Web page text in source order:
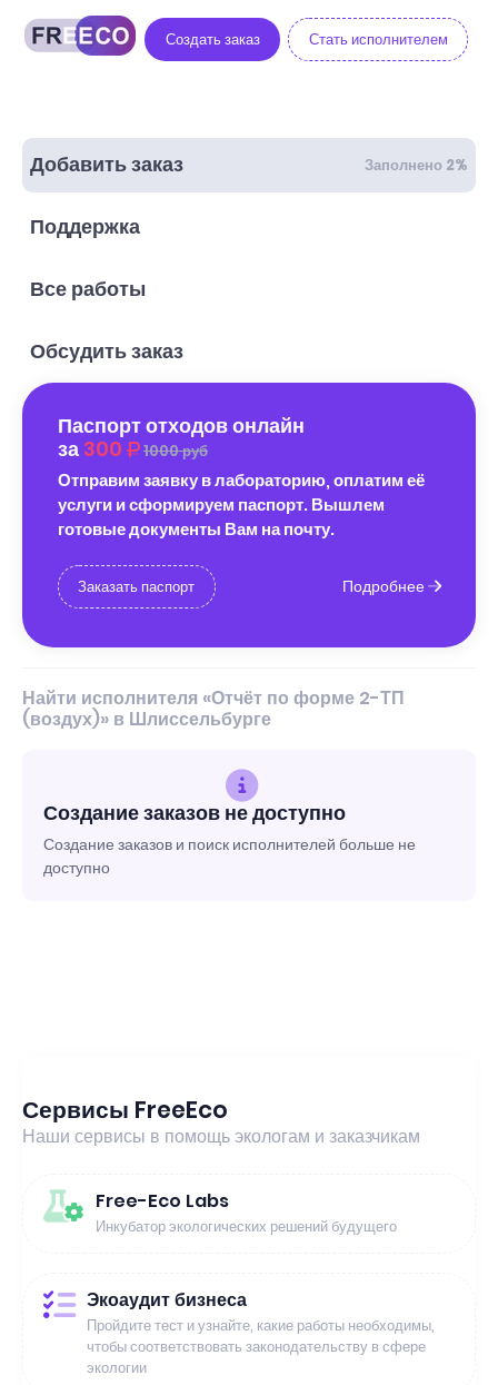
Создать заказ Стать исполнителем
Добавить заказ Заполнено 2%
Поддержка
Все работы
Обсудить заказ
Паспорт отходов онлайн
за 300 1000 руб
Отправим заявку в лабораторию, оплатим её
услуги и сформируем паспорт. Вышлем
готовые документы Вам на почту.
Заказать паспорт Подробнее
Найти исполнителя «Отчёт по форме 2-ТП
(воздух)» в Шлиссельбурге
Создание заказов не доступно
Создание заказов и поиск исполнителей больше не
доступно
Сервисы FreeEco
Наши сервисы в помощь экологам и заказчикам
Free-Eco Labs
Инкубатор экологических решений будущего
Экоаудит бизнеса
Пройдите тест и узнайте, какие работы необходимы,
чтобы соответствовать законодательству в сфере
экологии